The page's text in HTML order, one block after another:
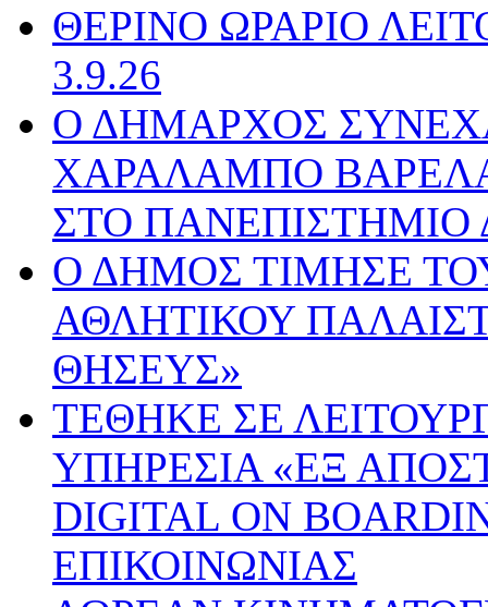
ΘΕΡΙΝΟ ΩΡΑΡΙΟ
3.9.26
Ο ΔΗΜΑΡΧΟΣ
ΧΑΡΑΛΑΜΠΟ
ΣΤΟ ΠΑΝΕΠΙΣΤΗΜΙΟ
Ο ΔΗΜΟΣ ΤΙΜΗΣΕ
ΑΘΛΗΤΙΚΟΥ
ΘΗΣΕΥΣ»
ΤΕΘΗΚΕ ΣΕ
ΥΠΗΡΕΣΙΑ «ΕΞ
DIGITAL ON
ΕΠΙΚΟΙΝΩΝΙΑΣ